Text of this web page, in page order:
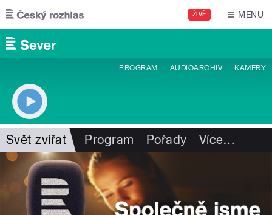
Přejít k hlavnímu obsahu
ŽIVĚ MENU
PROGRAM AUDIOARCHIV KAMERY
Svět zvířat Program Pořady Více…